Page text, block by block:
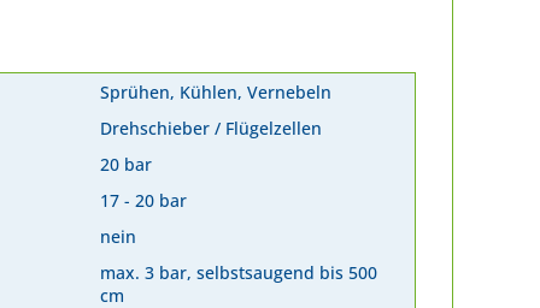
Sprühen, Kühlen, Vernebeln
Drehschieber / Flügelzellen
20 bar
17 - 20 bar
nein
max. 3 bar, selbstsaugend bis 500
cm